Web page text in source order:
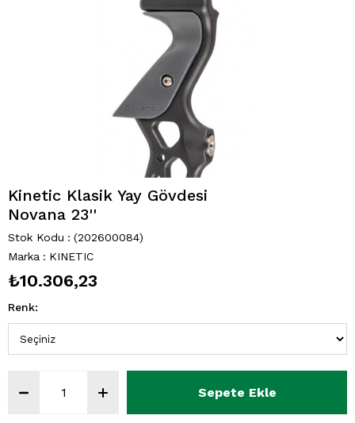
Kinetic Klasik Yay Gövdesi
Novana 23''
Stok Kodu
(202600084)
Marka : KINETIC
₺10.306,23
Renk: